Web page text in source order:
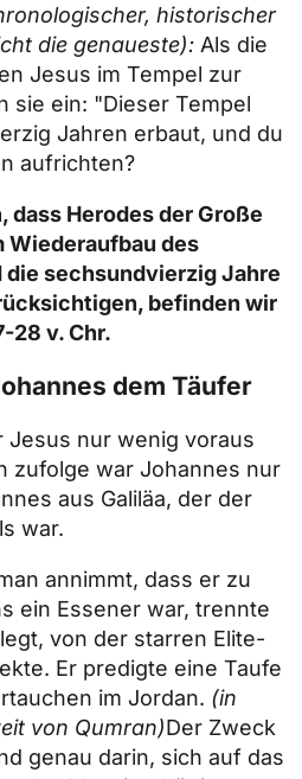
historischer
die genaueste): Als die
Jesus im Tempel zur
sie ein: "Dieser Tempel
Jahren erbaut, und du
aufrichten?
dass Herodes der Große
Wiederaufbau des
die sechsundvierzig Jahre
befinden wir
28 v. Chr.
dem Täufer
Jesus nur wenig voraus
zufolge war Johannes nur
aus Galiläa, der der
war.
annimmt, dass er zu
ein Essener war, trennte
von der starren Elite-
Er predigte eine Taufe
im Jordan. (in
von Qumran)Der Zweck
genau darin, sich auf das